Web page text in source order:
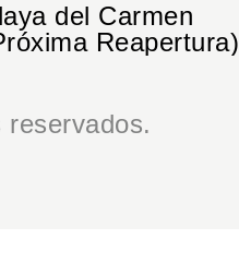
del Carmen
Reapertura)